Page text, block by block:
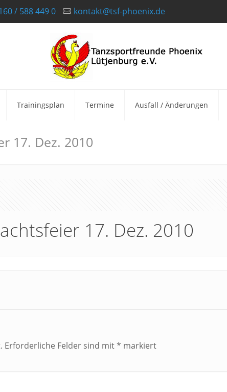
/ 588 449 0 kontakt@tsf-phoenix.de
Trainingsplan Termine Ausfall / Änderungen
17. Dez. 2010
17. Dez. 2010
Erforderliche Felder sind mit* markiert